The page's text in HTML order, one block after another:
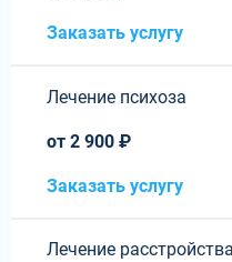
Заказать услугу
Лечение психоза
от 2 900 ₽
Заказать услугу
Лечение